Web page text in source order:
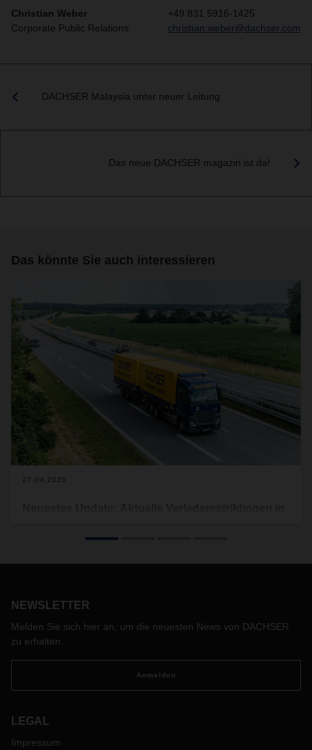
Christian Weber
Corporate Public Relations
+49 831 5916-1425
christian.weber@dachser.com
DACHSER Malaysia unter neuer Leitung
Das neue DACHSER magazin ist da!
Das könnte Sie auch interessieren
27.04.2020
Verladerestriktionen, welche für Europa gelten (s.
aktualisiert und von uns auf der Website veröffentlicht.
NEWSLETTER
Melden Sie sich hier an, um die neuesten News von DACHSER
zu erhalten.
Anmelden
LEGAL
Impressum